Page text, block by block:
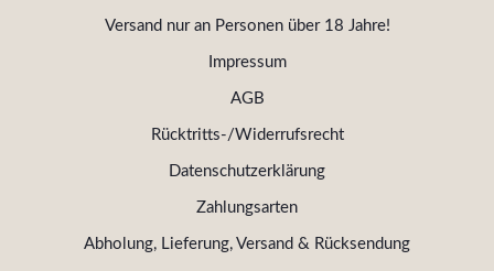
Versand nur an Personen über 18 Jahre!
Impressum
AGB
Rücktritts-/Widerrufsrecht
Datenschutzerklärung
Zahlungsarten
Abholung, Lieferung, Versand & Rücksendung